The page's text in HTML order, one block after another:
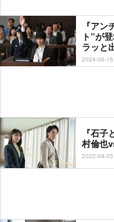
『ア
ト”が
ラッと
2024-06-16
『石
村倫也
2022-08-05